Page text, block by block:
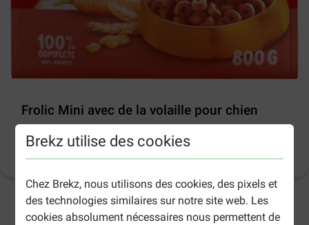
Brekz utilise des cookies
Chez Brekz, nous utilisons des cookies, des pixels et
des technologies similaires sur notre site web. Les
cookies absolument nécessaires nous permettent de
Frolic Mini avec de la volaille pour chien
2-5 jours ouvrables estimés, sauf indication contraire.